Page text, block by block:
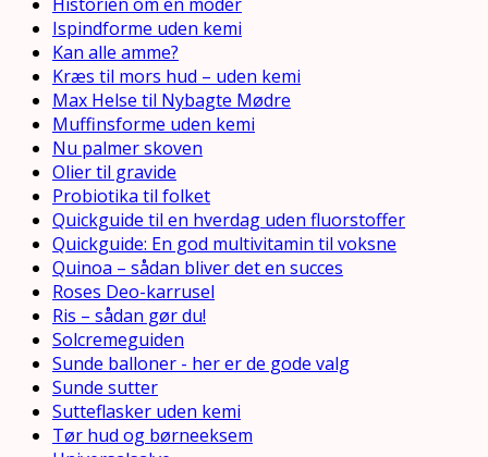
Ispindforme uden kemi
Kan alle amme?
Kræs til mors hud – uden kemi
Max Helse til Nybagte Mødre
Muffinsforme uden kemi
Nu palmer skoven
Olier til gravide
Probiotika til folket
Quickguide til en hverdag uden fluorstoffer
Quickguide: En god multivitamin til voksne
Quinoa – sådan bliver det en succes
Roses Deo-karrusel
Ris – sådan gør du!
Solcremeguiden
Sunde balloner - her er de gode valg
Sunde sutter
Sutteflasker uden kemi
Tør hud og børneeksem